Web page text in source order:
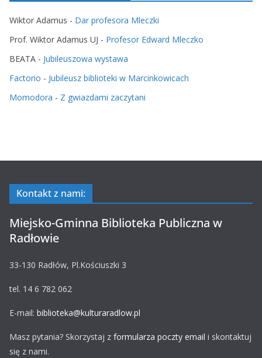
Wiktor Adamus - Dar profesora Mleczki
Prof. Wiktor Adamus UJ - Profesor Edward Mleczko
BEATA - Jubileuszowa wystawa
Factorio - Jubileusz biblioteki w Marcinkowicach
Momodora - Z gwiazdami zaczytani
Kontakt z nami:
Miejsko-Gminna Biblioteka Publiczna w
Radłowie
33-130 Radłów, Pl.Kościuszki 3
tel. 14 6 782 062
E-mail: biblioteka@kulturaradlow.pl
Masz pytania? Skorzystaj z formularza poczty email i skontaktuj
się z nami.